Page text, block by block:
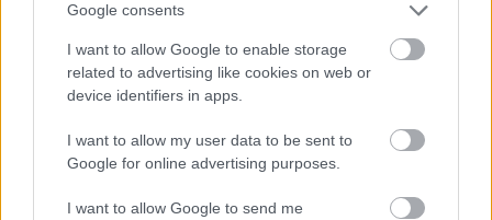
Google consents
I want to allow Google to enable storage
related to advertising like cookies on web or
device identifiers in apps.
I want to allow my user data to be sent to
Google for online advertising purposes.
I want to allow Google to send me
SZTÁRHÍREK
Boda-Novy Emília: „Megtanultam
előnyömre fordítani a sanyarú